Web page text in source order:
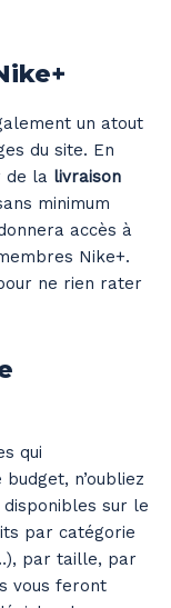
un atout
du site. En
de la livraison
minimum
accès à
Nike+.
ne rien rater
qui
n’oubliez
disponibles sur le
par catégorie
par taille, par
vous feront